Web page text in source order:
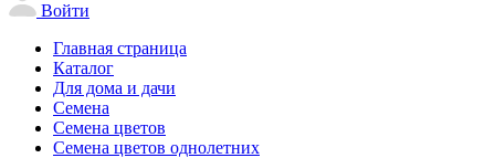
Войти
Главная страница
Каталог
Для дома и дачи
Семена
Семена цветов
Семена цветов однолетних